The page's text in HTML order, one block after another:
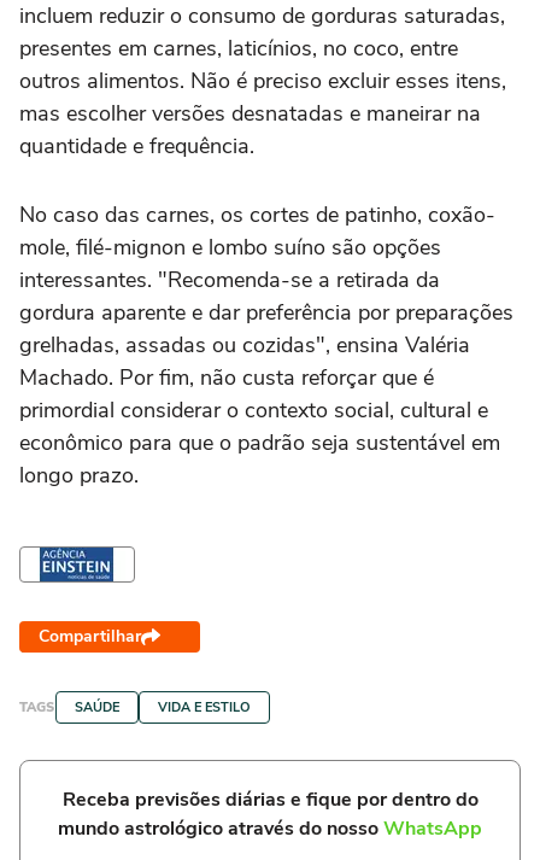
incluem reduzir o consumo de gorduras saturadas,
presentes em carnes, laticínios, no coco, entre
outros alimentos. Não é preciso excluir esses itens,
mas escolher versões desnatadas e maneirar na
quantidade e frequência.
No caso das carnes, os cortes de patinho, coxão-
mole, filé-mignon e lombo suíno são opções
interessantes. "Recomenda-se a retirada da
gordura aparente e dar preferência por preparações
grelhadas, assadas ou cozidas", ensina Valéria
Machado. Por fim, não custa reforçar que é
primordial considerar o contexto social, cultural e
econômico para que o padrão seja sustentável em
longo prazo.
Compartilhar
TAGS SAÚDE VIDA E ESTILO
Receba previsões diárias e fique por dentro do
mundo astrológico através do nossoWhatsApp